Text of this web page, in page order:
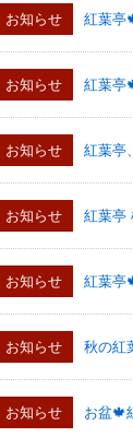
お知らせ 紅葉亭
お知らせ 紅葉亭
お知らせ 紅葉亭
お知らせ 紅葉亭
お知らせ 紅葉亭
お知らせ 秋の紅
お知らせ お盆🍁